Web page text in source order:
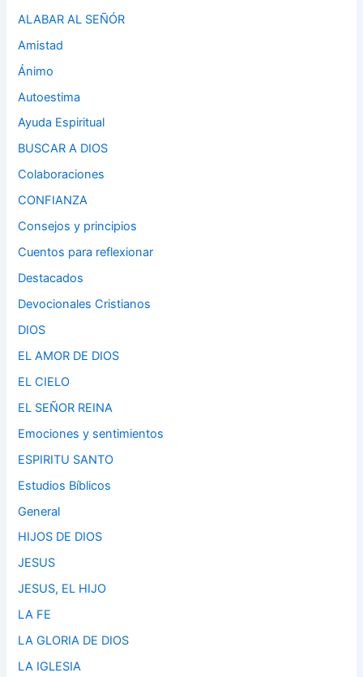
ALABAR AL SEÑÓR
Amistad
Ánimo
Autoestima
Ayuda Espiritual
BUSCAR A DIOS
Colaboraciones
CONFIANZA
Consejos y principios
Cuentos para reflexionar
Destacados
Devocionales Cristianos
DIOS
EL AMOR DE DIOS
EL CIELO
EL SEÑOR REINA
Emociones y sentimientos
ESPIRITU SANTO
Estudios Bíblicos
General
HIJOS DE DIOS
JESUS
JESUS, EL HIJO
LA FE
LA GLORIA DE DIOS
LA IGLESIA